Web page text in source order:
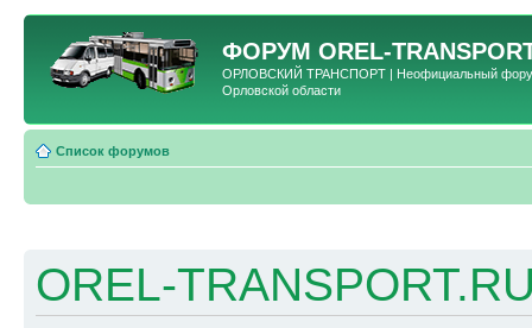
ФОРУМ OREL-
ОРЛОВСКИЙ ТРАНСПОРТ | Неофициальный форум
Орловской области
Список форумов
OREL-